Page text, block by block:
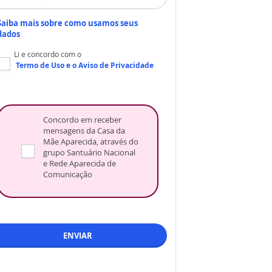
mais sobre como usamos seus
Li e concordo com o
Termo de Usoe oAviso de Privacidade
Concordo em receber
mensagens da Casa da
Mãe Aparecida, através do
grupo Santuário Nacional
e Rede Aparecida de
Comunicação
ENVIAR